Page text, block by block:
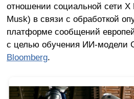
отношении социальной сети
Musk) в связи с обработкой
платформе сообщений
с целью обучения ИИ-модели
Bloomberg.